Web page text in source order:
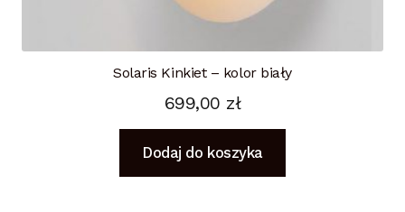
Solaris Kinkiet – kolor biały
699,00 zł
Dodaj do koszyka